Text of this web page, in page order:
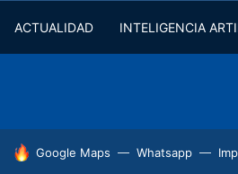
ACTUALIDAD INTELIGENCIA
HOY SE HABLA DE
Google Maps Whatsapp